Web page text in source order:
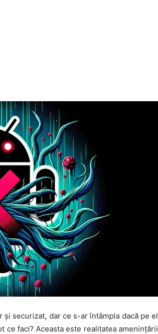
securizat, dar ce s-ar întâmpla dacă pe el
ce faci? Aceasta este realitatea amenințării